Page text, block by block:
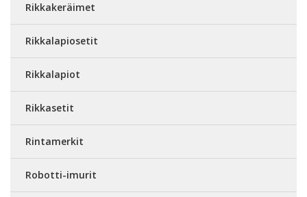
Rikkakeräimet
Rikkalapiosetit
Rikkalapiot
Rikkasetit
Rintamerkit
Robotti-imurit